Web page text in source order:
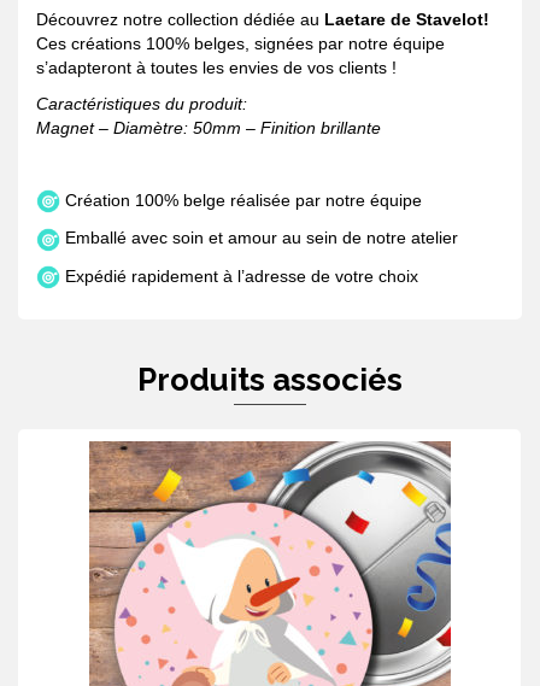
Découvrez notre collection dédiée au Laetare de Stavelot!
Ces créations 100% belges, signées par notre équipe
s’adapteront à toutes les envies de vos clients !
Caractéristiques du produit:
Magnet – Diamètre: 50mm – Finition brillante
Création 100% belge réalisée par notre équipe
Emballé avec soin et amour au sein de notre atelier
Expédié rapidement à l’adresse de votre choix
Produits associés